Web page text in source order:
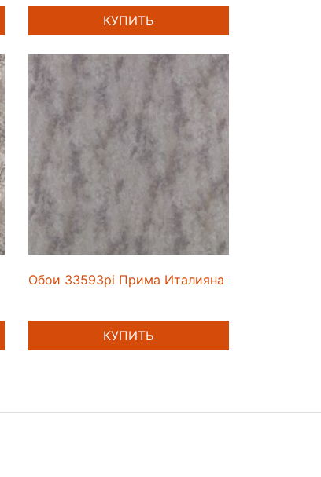
КУПИТЬ
Обои 33593pi Прима Италияна
КУПИТЬ